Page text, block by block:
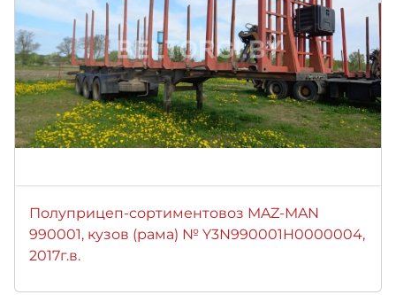
Полуприцеп-сортиментовоз MAZ-MAN
990001, кузов (рама) № Y3N990001H0000004,
2017г.в.